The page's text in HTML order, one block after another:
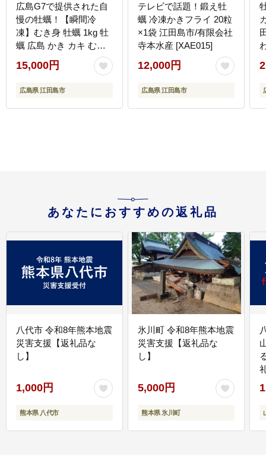
広島G7で提供された自
慢の牡蠣！【瞬間冷
凍】むき身 牡蠣 1kg 牡
蠣 広島 かき カキ むき
身 旬 江田島市/マルサ・
やながわ水産有限会社
[XBL007] 牡蠣
15,000円
広島県 江田島市
テレビで話題！鍛え牡
蠣 冷凍かきフライ 20粒
×1袋 江田島市/有限会社
寺本水産 [XAE015]
12,000円
広島県 江田島市
あなたにおすすめの返礼品
八代市 令和8年熊本地震
災害支援【返礼品な
し】
1,000円
熊本県 八代市
氷川町 令和8年熊本地震
災害支援【返礼品な
し】
5,000円
熊本県 氷川町